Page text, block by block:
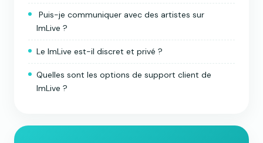
Puis-je communiquer avec des artistes sur
ImLive ?
Le ImLive est-il discret et privé ?
Quelles sont les options de support client de
ImLive ?